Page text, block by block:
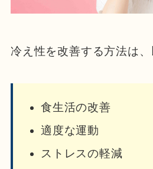
冷え性を改善する方法は、
食生活の改善
適度な運動
ストレスの軽減